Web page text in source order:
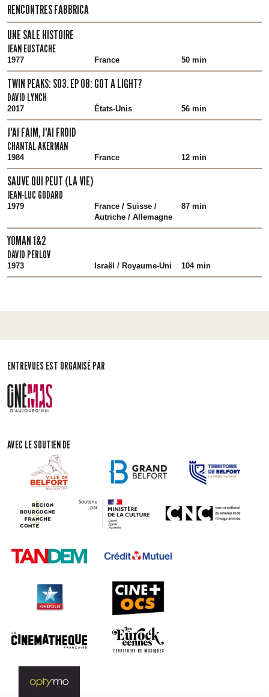
RENCONTRES FABBRICA
UNE SALE HISTOIRE
JEAN EUSTACHE
1977 France 50 min
TWIN PEAKS: S03. EP 08: GOT A LIGHT?
DAVID LYNCH
2017 États-Unis 56 min
J'AI FAIM, J'AI FROID
CHANTAL AKERMAN
1984 France 12 min
SAUVE QUI PEUT (LA VIE)
JEAN-LUC GODARD
1979
France / Suisse /
Autriche / Allemagne
87 min
YOMAN 1&2
DAVID PERLOV
1973 Israël / Royaume-Uni 104 min
ENTREVUES EST ORGANISÉ PAR
AVEC LE SOUTIEN DE